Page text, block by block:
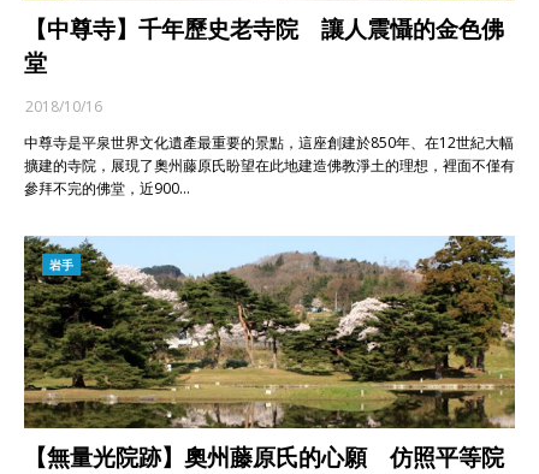
【中尊寺】千年歷史老寺院 讓人震懾的金色佛
堂
2018/10/16
中尊寺是平泉世界文化遺產最重要的景點，這座創建於850年、在12世紀大幅
擴建的寺院，展現了奧州藤原氏盼望在此地建造佛教淨土的理想，裡面不僅有
參拜不完的佛堂，近900…
岩手
【無量光院跡】奧州藤原氏的心願 仿照平等院